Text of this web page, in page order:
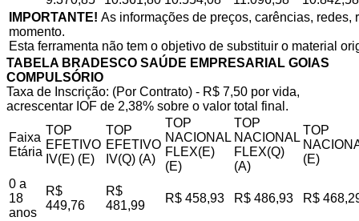
IMPORTANTE! As informações de preços, carências,
momento.
Esta ferramenta não tem o objetivo de substituir o material
TABELA BRADESCO SAÚDE EMPRESARIAL GOIAS
COMPULSÓRIO
Taxa de Inscrição: (Por Contrato) - R$ 7,50 por vida,
acrescentar IOF de 2,38% sobre o valor total final.
Faixa
Etária
TOP
EFETIVO
IV(E) (E)
TOP
EFETIVO
IV(Q) (A)
TOP
NACIONAL
FLEX(E)
(E)
TOP
NACIONAL
FLEX(Q)
(A)
TOP
(E)
0 a
18
anos
R$
449,76
R$
481,99
R$ 458,93 R$ 486,93 R$